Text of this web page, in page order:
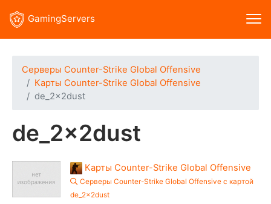
GamingServers
Серверы Counter-Strike Global Offensive
Карты Counter-Strike Global Offensive
de_2x2dust
de_2x2dust
Карты Counter-Strike Global Offensive
Серверы Counter-Strike Global Offensive с картой
de_2x2dust